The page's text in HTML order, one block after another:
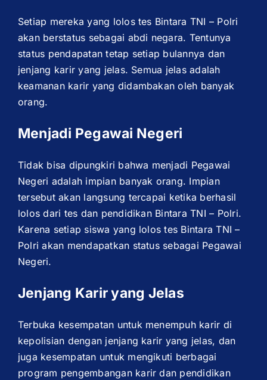
Setiap mereka yang lolos tes Bintara TNI – Polri
akan berstatus sebagai abdi negara. Tentunya
status pendapatan tetap setiap bulannya dan
jenjang karir yang jelas. Semua jelas adalah
keamanan karir yang didambakan oleh banyak
orang.
Menjadi Pegawai Negeri
Tidak bisa dipungkiri bahwa menjadi Pegawai
Negeri adalah impian banyak orang. Impian
tersebut akan langsung tercapai ketika berhasil
lolos dari tes dan pendidikan Bintara TNI – Polri.
Karena setiap siswa yang lolos tes Bintara TNI –
Polri akan mendapatkan status sebagai Pegawai
Negeri.
Jenjang Karir yang Jelas
Terbuka kesempatan untuk menempuh karir di
kepolisian dengan jenjang karir yang jelas, dan
juga kesempatan untuk mengikuti berbagai
program pengembangan karir dan pendidikan